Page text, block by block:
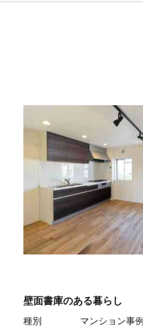
壁面書庫のある暮らし
種別
マンション事例